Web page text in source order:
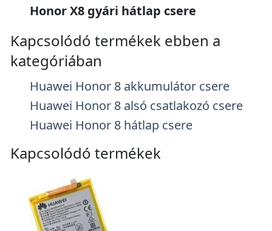
Honor X8 gyári hátlap csere
Kapcsolódó termékek ebben a
kategóriában
Huawei Honor 8 akkumulátor csere
Huawei Honor 8 alsó csatlakozó csere
Huawei Honor 8 hátlap csere
Kapcsolódó termékek